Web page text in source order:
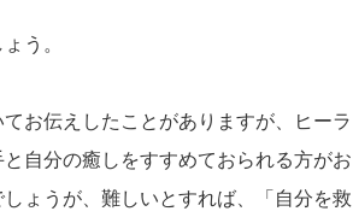
う。
お伝えしたことがありますが、ヒーラ
自分の癒しをすすめておられる方がお
ょうが、難しいとすれば、「自分を救